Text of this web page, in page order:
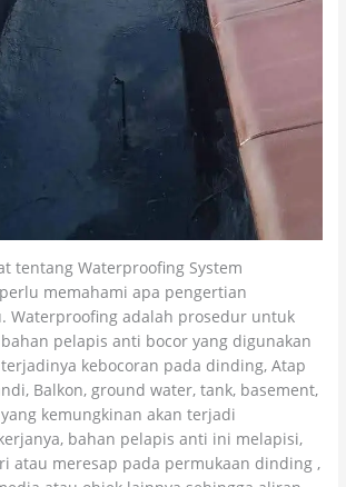
tentang Waterproofing System
memahami apa pengertian
Waterproofing adalah prosedur untuk
pelapis anti bocor yang digunakan
kebocoran pada dinding, Atap
Balkon, ground water, tank, basement,
kemungkinan akan terjadi
bahan pelapis anti ini melapisi,
atau meresap pada permukaan dinding ,